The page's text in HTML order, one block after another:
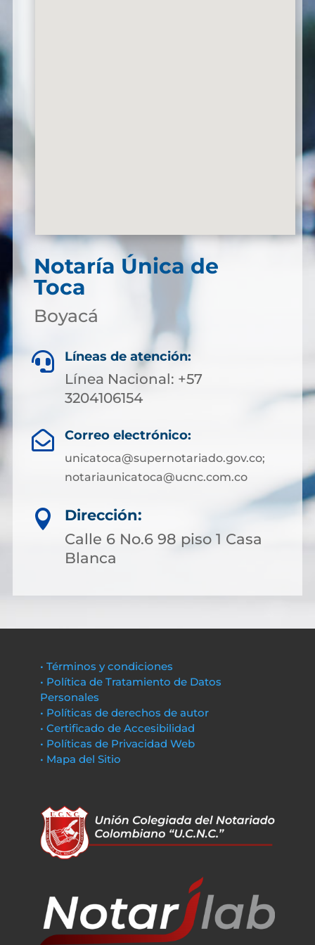
Notaría Única de
Toca
Boyacá
 Líneas de atención:
Línea Nacional: +57
3204106154
 Correo electrónico:
unicatoca@supernotariado.gov.co;
notariaunicatoca@ucnc.com.co

Dirección:
Calle 6 No.6 98 piso 1 Casa
Blanca
• Términos y condiciones
• Política de Tratamiento de Datos
Personales
• Políticas de derechos de autor
• Certificado de Accesibilidad
• Políticas de Privacidad Web
• Mapa del Sitio